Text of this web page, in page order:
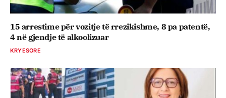
15 arrestime për vozitje të rrezikishme, 8 pa patentë,
4 në gjendje të alkoolizuar
KRYESORE